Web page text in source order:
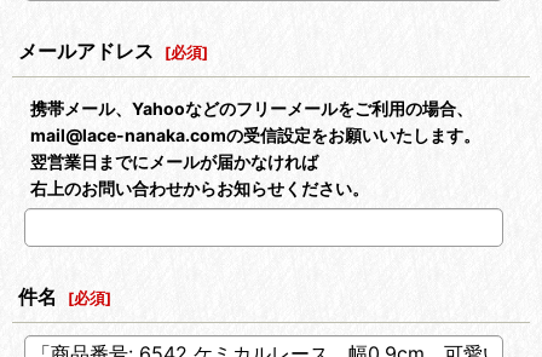
メールアドレス [必須]
携帯メール、Yahooなどのフリーメールをご利用の場合、
mail@lace-nanaka.comの受信設定をお願いいたします。
翌営業日までにメールが届かなければ
右上のお問い合わせからお知らせください。
件名 [必須]